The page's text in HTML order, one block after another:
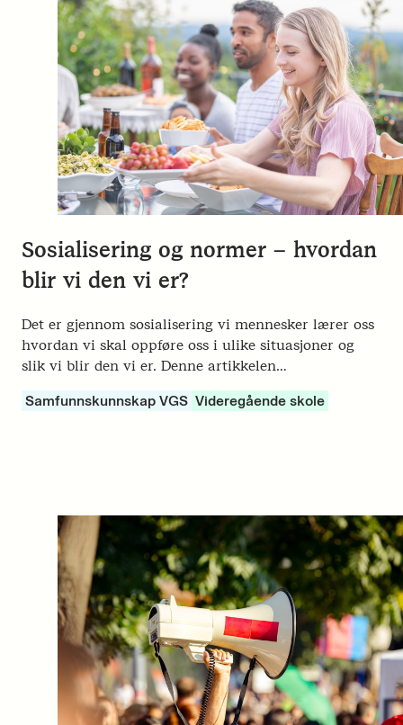
Sosialisering og normer – hvordan
blir vi den vi er?
Det er gjennom sosialisering vi mennesker lærer oss
hvordan vi skal oppføre oss i ulike situasjoner og
slik vi blir den vi er. Denne artikkelen…
Samfunnskunnskap VGS Videregående skole